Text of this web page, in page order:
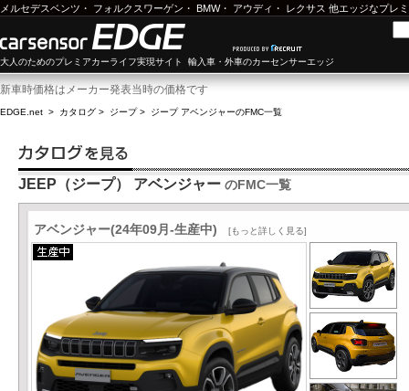
メルセデスベンツ ・ フォルクスワーゲン ・ BMW・ アウディ ・ レクサス 他エッジなプレ
大人のためのプレミアカーライフ実現サイト 輸入車・外車のカーセンサーエッジ
新車時価格はメーカー発表当時の価格です
EDGE.net > カタログ > ジープ> ジープ アベンジャーのFMC一覧
JEEP（ジープ） アベンジャー のFMC一覧
アベンジャー(24年09月-生産中) [もっと詳しく見る]